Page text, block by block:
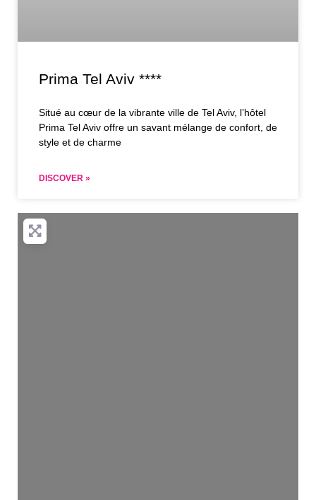
Prima Tel Aviv ****
Situé au cœur de la vibrante ville de Tel Aviv, l’hôtel
Prima Tel Aviv offre un savant mélange de confort, de
style et de charme
DISCOVER »